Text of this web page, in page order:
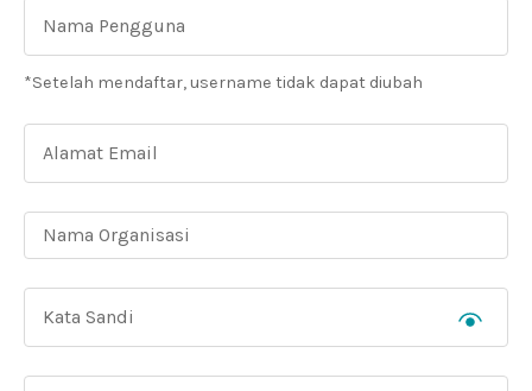
*Setelah mendaftar, username tidak dapat diubah